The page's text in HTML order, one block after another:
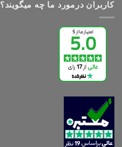
کاربران درمورد ما چه میگویند؟